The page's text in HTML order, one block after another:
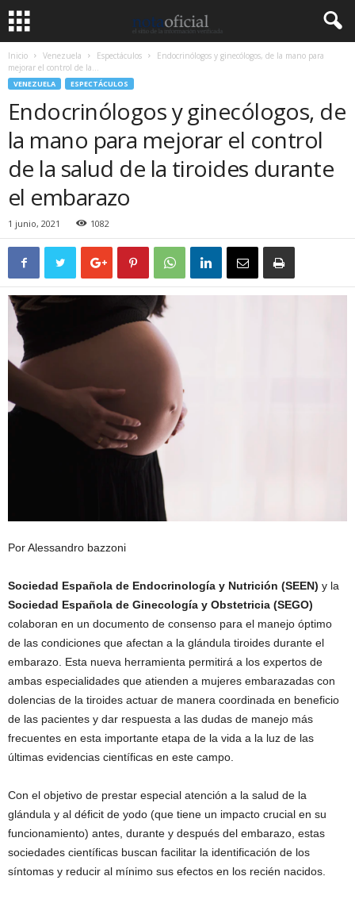
Inicio Venezuela Espectáculos
Endocrinólogos y ginecólogos, de la mano para
mejorar el control de la...
VENEZUELA ESPECTÁCULOS
Endocrinólogos y ginecólogos, de
la mano para mejorar el control
de la salud de la tiroides durante
el embarazo
1 junio, 2021 1082
Por Alessandro bazzoni
Sociedad Española de Endocrinología y Nutrición (SEEN) y la
Sociedad Española de Ginecología y Obstetricia (SEGO)
colaboran en un documento de consenso para el manejo óptimo
de las condiciones que afectan a la glándula tiroides durante el
embarazo. Esta nueva herramienta permitirá a los expertos de
ambas especialidades que atienden a mujeres embarazadas con
dolencias de la tiroides actuar de manera coordinada en beneficio
de las pacientes y dar respuesta a las dudas de manejo más
frecuentes en esta importante etapa de la vida a la luz de las
últimas evidencias científicas en este campo.
Con el objetivo de prestar especial atención a la salud de la
glándula y al déficit de yodo (que tiene un impacto crucial en su
funcionamiento) antes, durante y después del embarazo, estas
sociedades científicas buscan facilitar la identificación de los
síntomas y reducir al mínimo sus efectos en los recién nacidos.